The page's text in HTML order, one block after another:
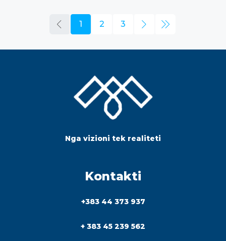
1 2 3
Nga vizioni tek realiteti
Kontakti
+383 44 373 937
+ 383 45 239 562